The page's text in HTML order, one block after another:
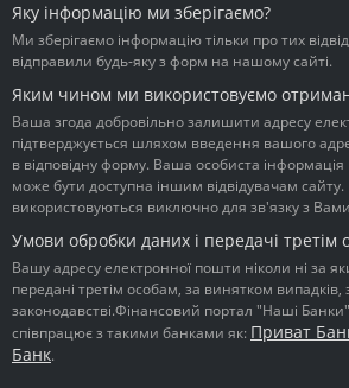
Яку інформацію ми зберігаємо?
Ми зберігаємо інформацію тільки про тих
відправили будь-яку з форм на нашому сайті.
Яким чином ми використовуємо
Ваша згода добровільно залишити адресу
підтверджується шляхом введення вашого
в відповідну форму. Ваша особиста інформація
може бути доступна іншим відвідувачам сайту.
використовуються виключно для зв'язку з
Умови обробки даних і передачі третім
Вашу адресу електронної пошти ніколи ні за
передані третім особам, за винятком
законодавстві.Фінансовий портал "Наші
співпрацює з такими банками як: Приват
Банк.